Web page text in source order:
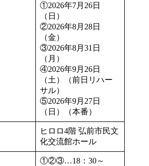
①2026年7月26日
（日）
②2026年8月28日
（金）
③2026年8月31日
（月）
④2026年9月26日
（土）（前日リハー
サル）
⑤2026年9月27日
（日）（本番）
ヒロロ4階 弘前市民文
化交流館ホール
①②③…18：30～